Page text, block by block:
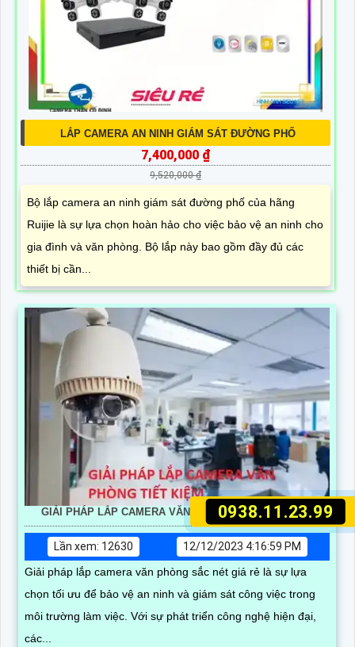
0938.11.23.99
LẮP CAMERA AN NINH GIÁM SÁT ĐƯỜNG PHỐ
7,400,000 ₫
9,520,000 ₫
Bộ lắp camera an ninh giám sát đường phố của hãng
Ruijie là sự lựa chọn hoàn hảo cho việc bảo vệ an ninh cho
gia đình và văn phòng. Bộ lắp này bao gồm đầy đủ các
thiết bị cần...
GIẢI PHÁP LẮP CAMERA VĂN PHÒNG SẮT NÉT GIÁ RẺ
Lần xem: 12630
12/12/2023 4:16:59 PM
Giải pháp lắp camera văn phòng sắc nét giá rẻ là sự lựa
chọn tối ưu để bảo vệ an ninh và giám sát công việc trong
môi trường làm việc. Với sự phát triển công nghệ hiện đại,
các...